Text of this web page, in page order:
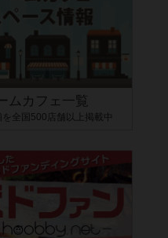
ムカフェ一覧
全国500店舗以上掲載中